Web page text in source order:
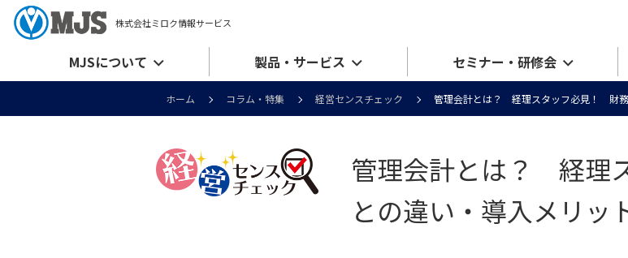
株式会社ミロク情報サービス
MJSについて 製品・サービス セミナー・研修会
ホーム コラム・特集 経営センスチェック 管理会計とは？ 経理スタッフ必見！ 財務
管理会計とは？ 経理
との違い・導入メリッ